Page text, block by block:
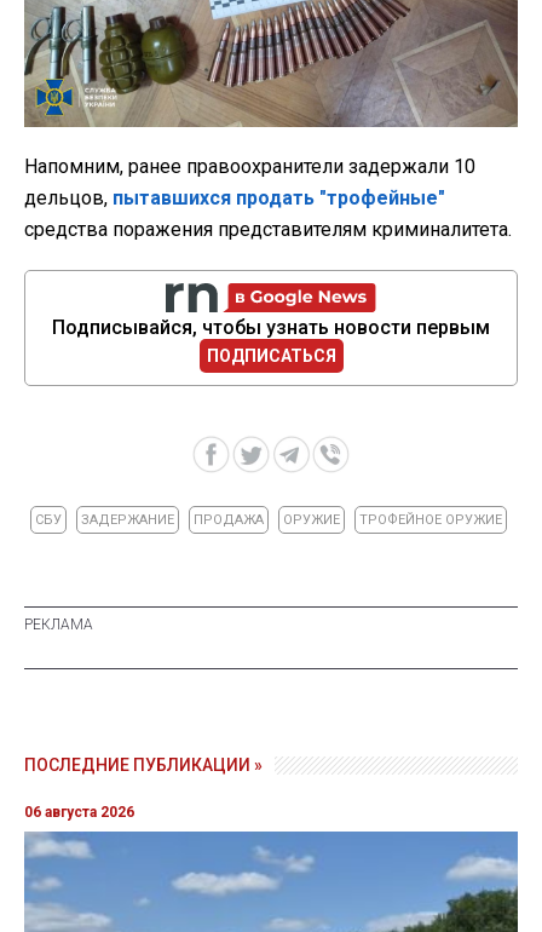
Напомним, ранее правоохранители задержали 10
дельцов, пытавшихся продать "трофейные"
средства поражения представителям криминалитета.
Подписывайся, чтобы узнать новости первым
ПОДПИСАТЬСЯ
СБУ ЗАДЕРЖАНИЕ ПРОДАЖА ОРУЖИЕ ТРОФЕЙНОЕ ОРУЖИЕ
ПОСЛЕДНИЕ ПУБЛИКАЦИИ »
06 августа 2026